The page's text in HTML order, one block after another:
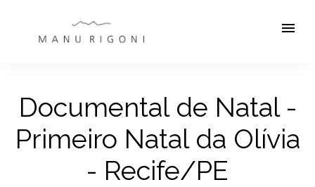
menu
Documental de Natal -
Primeiro Natal da Olívia
- Recife/PE